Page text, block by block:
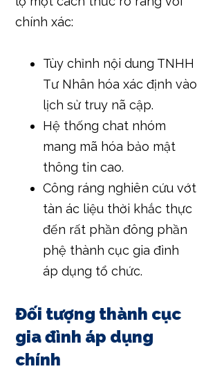
chính xác:
Tùy chỉnh nội dung TNHH
Tư Nhân hóa xác định vào
lịch sử truy nã cập.
Hệ thống chat nhóm
mang mã hóa bảo mật
thông tin cao.
Công ráng nghiên cứu vớt
tàn ác liệu thời khắc thực
đến rất phần đông phần
phệ thành cục gia đình
áp dụng tổ chức.
Đối tượng thành cục
gia đình áp dụng
chính